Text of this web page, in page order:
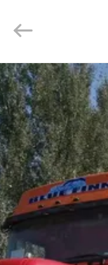
RUMAH
PRODUK
TENTANG
KAMI
TUR
PABRIK
LTD..